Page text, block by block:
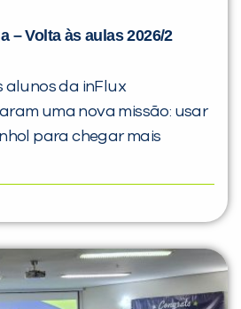
– Volta às aulas 2026/2
alunos da inFlux
uma nova missão: usar
para chegar mais